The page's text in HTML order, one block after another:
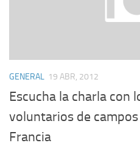
GENERAL 19 ABR, 2012
Escucha la charla con
voluntarios de
Francia